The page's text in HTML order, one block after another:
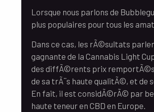
Lorsque nous parlons de
plus populaires pour tous les
Dans ce cas, les rÃ©sultats
gagnante de la Cannabis Light
des diffÃ©rents prix
de sa trÃ¨s haute qualitÃ©, et de
En fait, il est considÃ©rÃ© par
haute teneur en CBD en Europe.